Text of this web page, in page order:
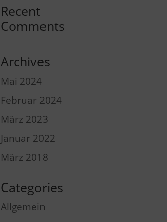
Recent
Comments
Archives
Mai 2024
Februar 2024
März 2023
Januar 2022
März 2018
Categories
Allgemein